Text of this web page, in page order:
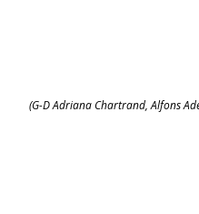
(G-D Adriana Chartrand, Alfons